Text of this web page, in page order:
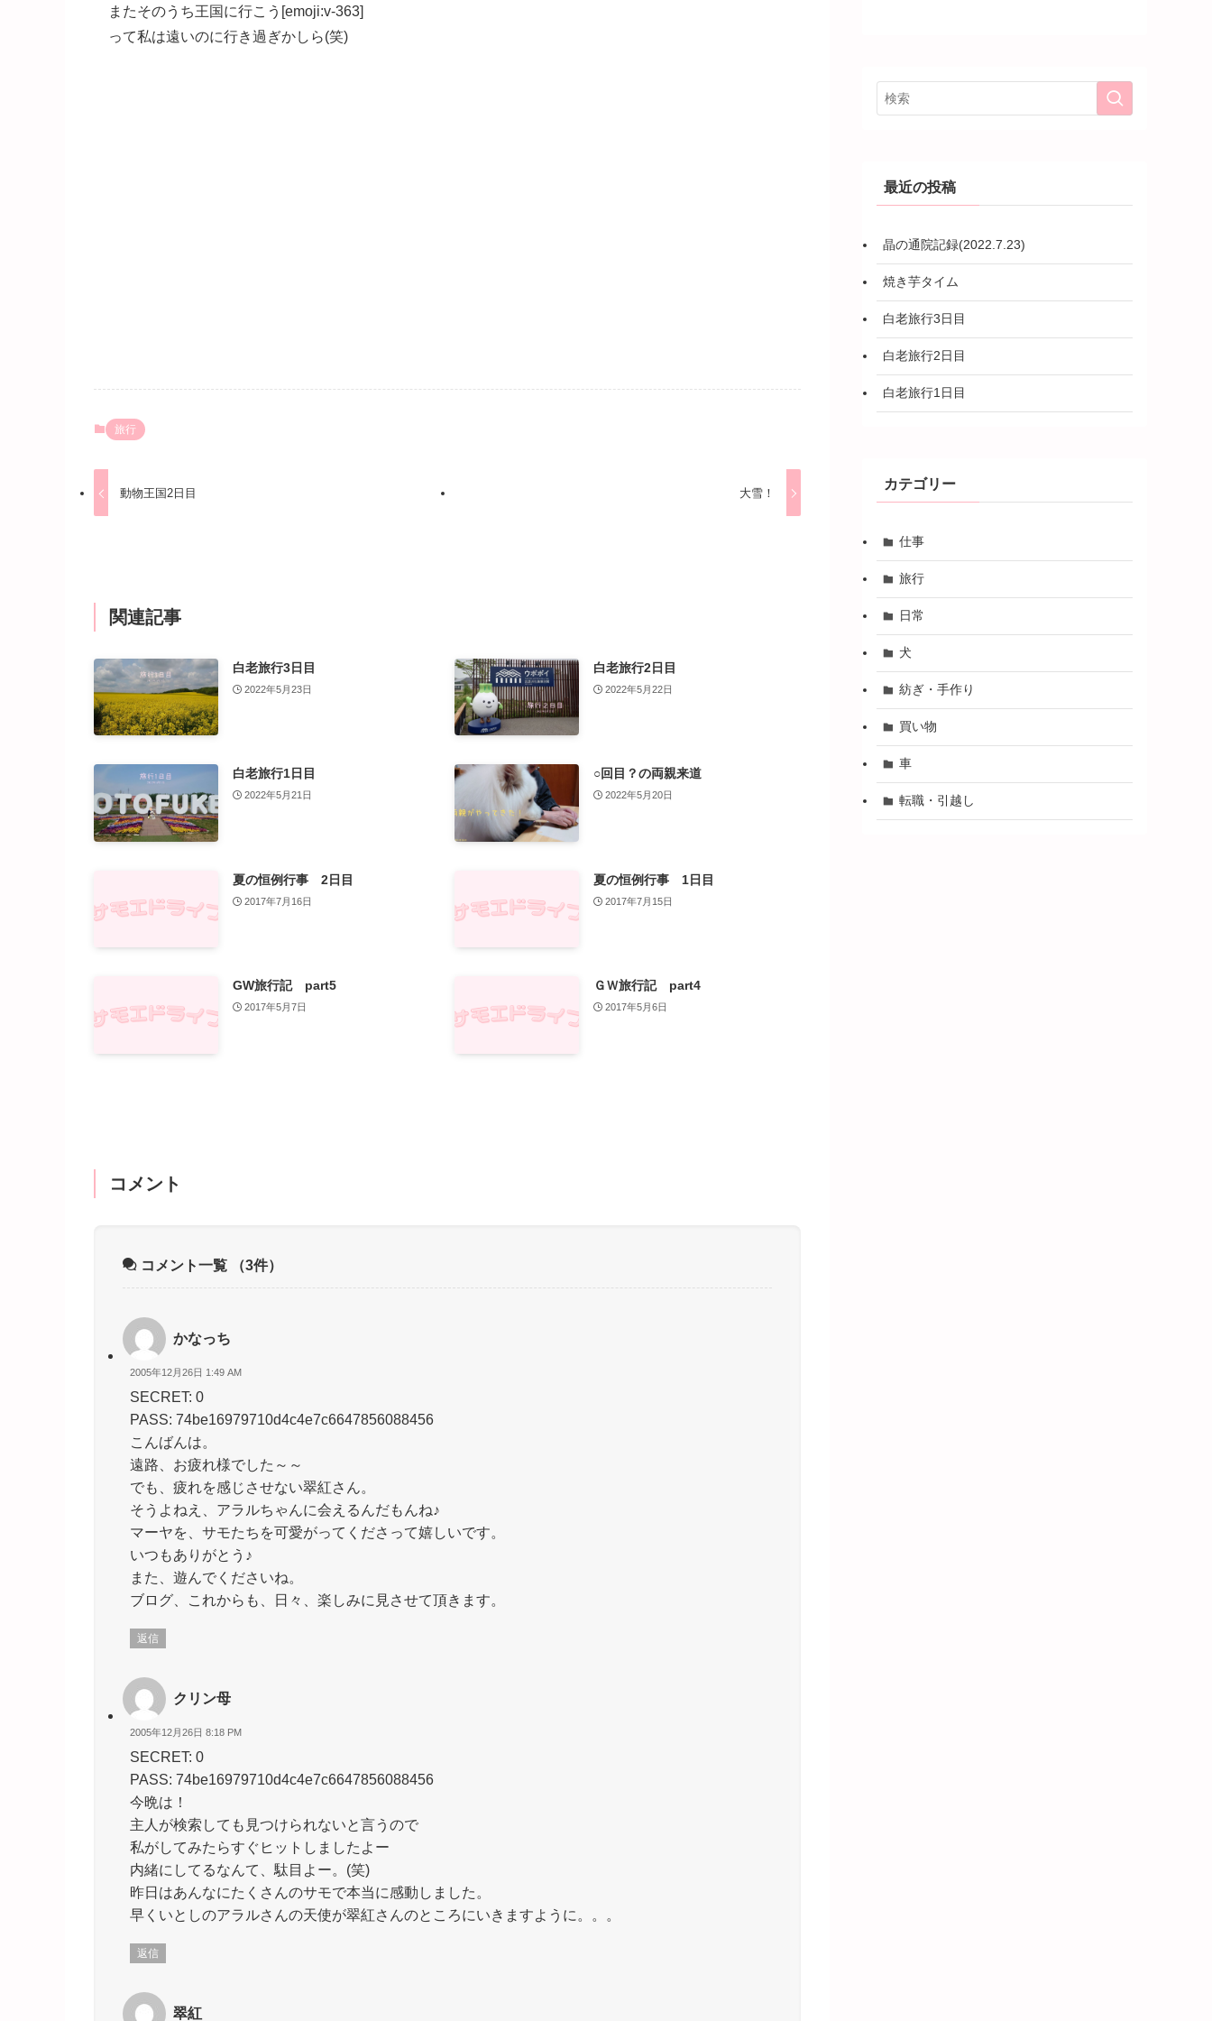
またそのうち王国に行こう[emoji:v-363]
って私は遠いのに行き過ぎかしら(笑)
旅行
動物王国2日目 大雪！
関連記事
白老旅行3日目
2022年5月23日
白老旅行2日目
2022年5月22日
白老旅行1日目
2022年5月21日
○回目？の両親来道
2022年5月20日
夏の恒例行事 2日目
2017年7月16日
夏の恒例行事 1日目
2017年7月15日
GW旅行記 part5
2017年5月7日
ＧＷ旅行記 part4
2017年5月6日
コメント
コメント一覧 （3件）
かなっち
2005年12月26日 1:49 AM
SECRET: 0
PASS: 74be16979710d4c4e7c6647856088456
こんばんは。
遠路、お疲れ様でした～～
でも、疲れを感じさせない翠紅さん。
そうよねえ、アラルちゃんに会えるんだもんね♪
マーヤを、サモたちを可愛がってくださって嬉しいです。
いつもありがとう♪
また、遊んでくださいね。
ブログ、これからも、日々、楽しみに見させて頂きます。
返信
クリン母
2005年12月26日 8:18 PM
SECRET: 0
PASS: 74be16979710d4c4e7c6647856088456
今晩は！
主人が検索しても見つけられないと言うので
私がしてみたらすぐヒットしましたよー
内緒にしてるなんて、駄目よー。(笑)
昨日はあんなにたくさんのサモで本当に感動しました。
早くいとしのアラルさんの天使が翠紅さんのところにいきますように。。。
返信
翠紅
最近の投稿
晶の通院記録(2022.7.23)
焼き芋タイム
白老旅行3日目
白老旅行2日目
白老旅行1日目
カテゴリー
仕事
旅行
日常
犬
紡ぎ・手作り
買い物
車
転職・引越し